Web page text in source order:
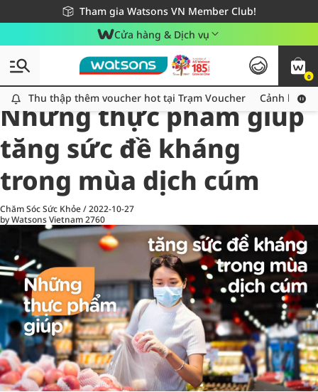
Tham gia Watsons VN Member Club!
Miễn phí giao hàng cho đơn hàng từ 249,000Đ
Giao hàng nhanh 24h - Áp dụng khu vực TP. Hồ Chí Minh
Cửa hàng & Dịch vụ
0
Thu thập thêm voucher hot tại Trạm Voucher
Thu thập thêm voucher hot tại Trạm Voucher Cảnh báo
All
Chăm Sóc Cá Nhân
Những thực phẩm giúp
tăng sức đề kháng
trong mùa dịch cúm
Chăm Sóc Sức Khỏe/2022-10-27
by Watsons Vietnam2760